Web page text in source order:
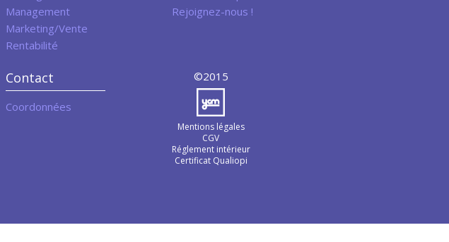
Management
Marketing/Vente
Rentabilité
Rejoignez-nous !
Contact
Coordonnées
©2015
Mentions légales
CGV
Réglement intérieur
Certificat Qualiopi